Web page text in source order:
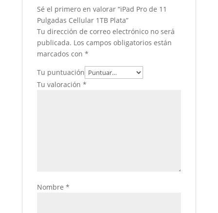
Sé el primero en valorar “iPad Pro de 11
Pulgadas Cellular 1TB Plata”
Tu dirección de correo electrónico no será
publicada. Los campos obligatorios están
marcados con *
Tu puntuación
Tu valoración *
Nombre *